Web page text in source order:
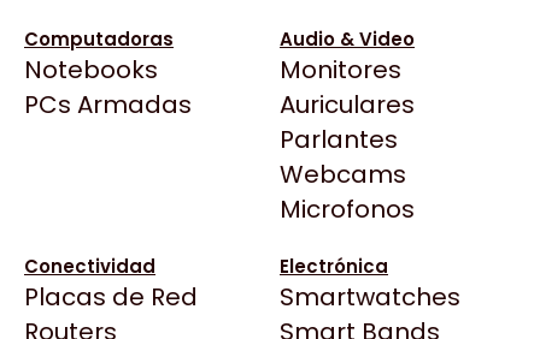
Computadoras
Notebooks
PCs Armadas
Audio & Video
Monitores
Auriculares
Parlantes
Webcams
Microfonos
Conectividad
Placas de Red
Routers
Electrónica
Smartwatches
Smart Bands
BenQ
CX
Cooler Master
Deepcool
Dell
EVGA
Todas las Tiendas
Click Gaming
Compufan Store
Ver producto en la página de The Gamer
Shop